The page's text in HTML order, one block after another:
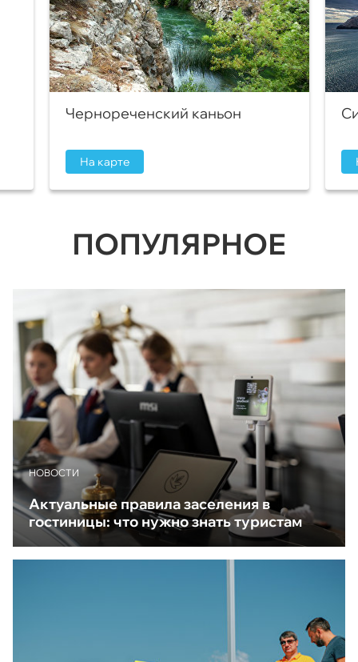
Чернореченский каньон
На карте
ПОПУЛЯРНОЕ
НОВОСТИ
Актуальные правила заселения в
гостиницы: что нужно знать туристам